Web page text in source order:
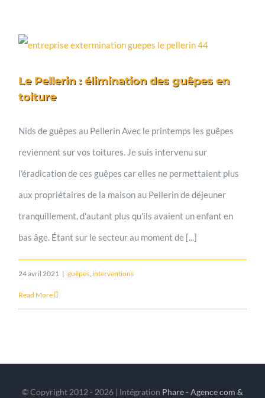
Le Pellerin : élimination des guêpes en
toiture
Nids de guêpes au Pellerin Avec le printemps les guêpes
reviennent sur vos toitures. Je suis intervenu sur
l'éradication de ces guêpes car elles ne permettaient plus
aux propriétaires de la maison au Pellerin de déjeuner
tranquillement, d'autant plus qu'ils avaient un enfant en
bas âge. Étant sur le secteur au moment de [...]
24 avril 2021 | guêpes ,interventions
Read More
© Copyright 2012 - 2026 | Intégration Phare - Agence com &